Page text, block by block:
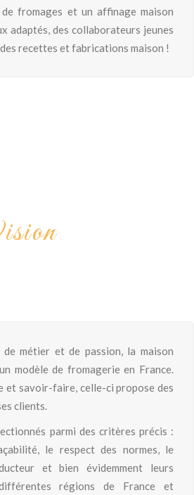
fromages et un affinage maison
adaptés, des collaborateurs jeunes
recettes et fabrications maison !
métier et de passion, la maison
modèle de fromagerie en France.
et savoir-faire, celle-ci propose des
clients.
parmi des critères précis :
le respect des normes, le
et bien évidemment leurs
régions de France et